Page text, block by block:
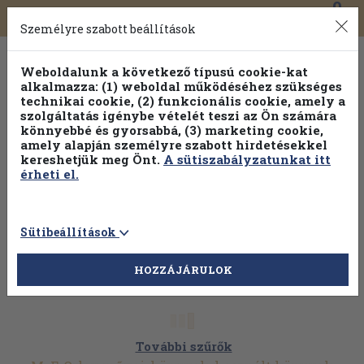
Toggle
navigation
0
Válogasson több mint 30 000 kötet közül
Hobbi témakörökben20% kedvezménnyel!
További szűrők
Személyre szabott beállítások
Weboldalunk a következő típusú cookie-kat
alkalmazza: (1) weboldal működéséhez szükséges
technikai cookie, (2) funkcionális cookie, amely a
szolgáltatás igénybe vételét teszi az Ön számára
könnyebbé és gyorsabbá, (3) marketing cookie,
amely alapján személyre szabott hirdetésekkel
kereshetjük meg Önt. A sütiszabályzatunkat itt
érheti el.
Sütibeállítások
HOZZÁJÁRULOK